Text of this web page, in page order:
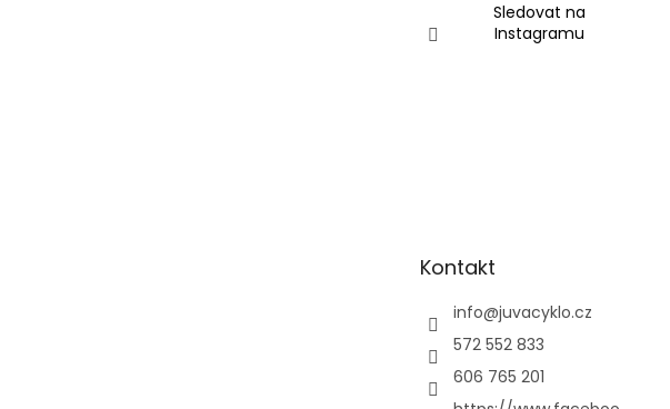
Sledovat na
Instagramu
Kontakt
info@juvacyklo.cz
572 552 833
606 765 201